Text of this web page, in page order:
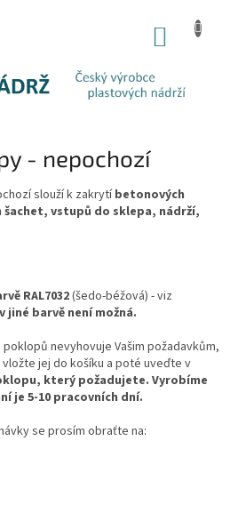
- nepochozí
slouží k zakrytíbetonových
vstupů do sklepa, nádrží,
RAL7032(šedo-béžová) - viz
jiné barvě není možná.
nevyhovuje Vašim požadavkům,
jej do košíku a poté uveďte v
který požadujete. Vyrobíme
je 5-10 pracovních dní.
se prosím obraťte na: